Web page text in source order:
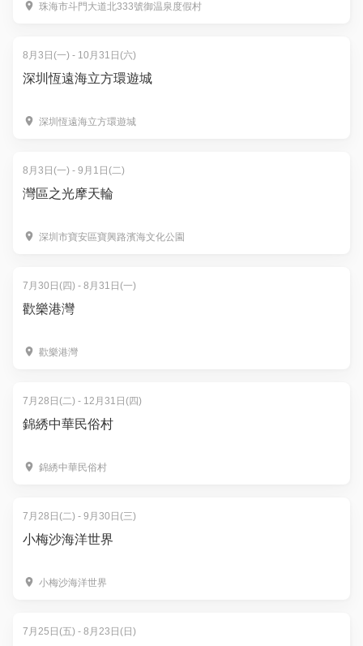
珠海市斗門大道北333號御温泉度假村
8月3日(一) - 10月31日(六)
深圳恆遠海立方環遊城
深圳恆遠海立方環遊城
8月3日(一) - 9月1日(二)
灣區之光摩天輪
深圳市寶安區寶興路濱海文化公園
7月30日(四) - 8月31日(一)
歡樂港灣
歡樂港灣
7月28日(二) - 12月31日(四)
錦綉中華民俗村
錦綉中華民俗村
7月28日(二) - 9月30日(三)
小梅沙海洋世界
小梅沙海洋世界
7月25日(五) - 8月23日(日)